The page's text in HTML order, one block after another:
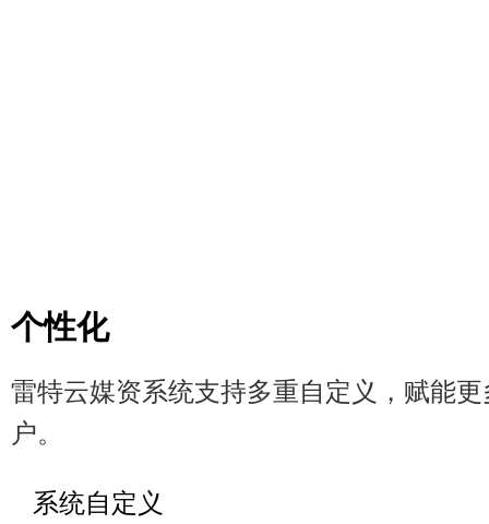
个性化
雷特云媒资系统支持多重自定义，赋能更
户。
系统自定义